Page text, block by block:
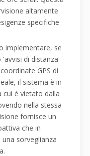
altamente
specifiche
implementare, se
di distanza'
GPS di
il sistema è in
cui è vietato dalla
nella stessa
fornisce un
che in
sorveglianza